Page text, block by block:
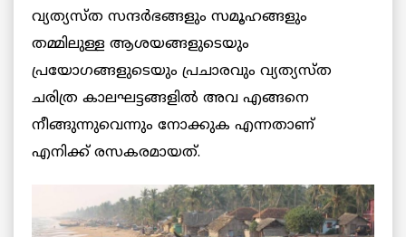
വ്യത്യസ്ത സന്ദർഭങ്ങളും സമൂഹങ്ങളും
തമ്മിലുള്ള ആശയങ്ങളുടെയും
പ്രയോഗങ്ങളുടെയും പ്രചാരവും വ്യത്യസ്ത
ചരിത്ര കാലഘട്ടങ്ങളിൽ അവ എങ്ങനെ
നീങ്ങുന്നുവെന്നും നോക്കുക എന്നതാണ്
എനിക്ക് രസകരമായത്.